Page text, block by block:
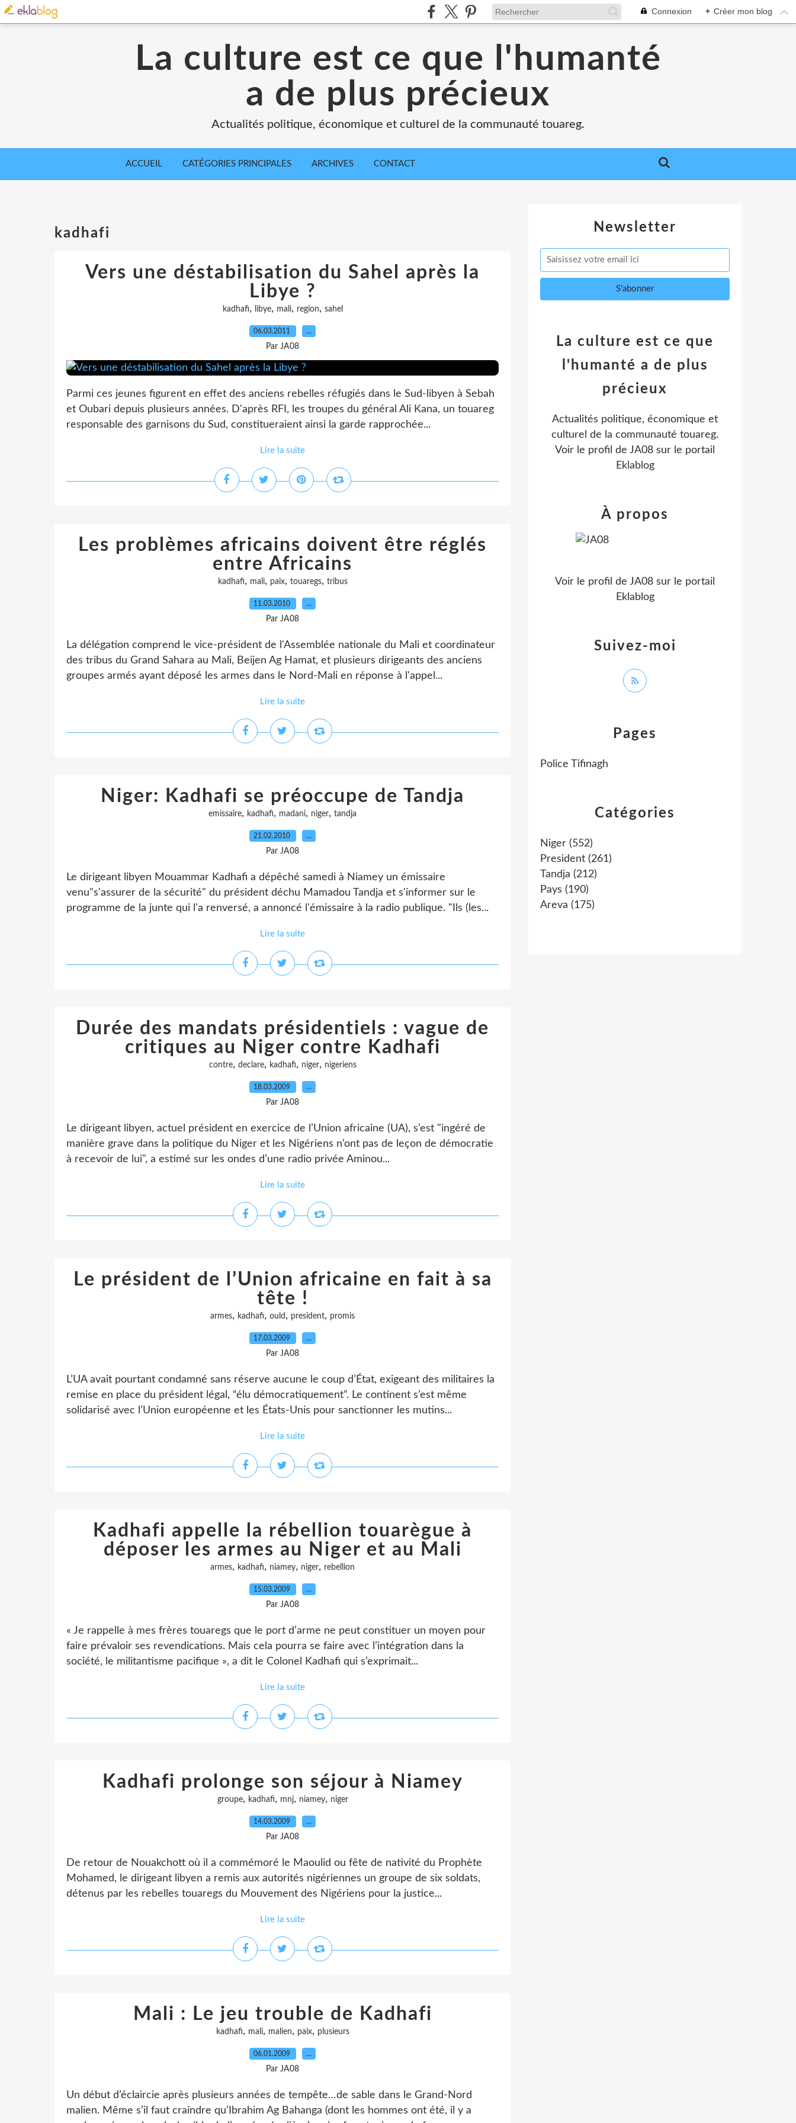
Connexion + Créer mon blog
La culture est ce que l'humanté
a de plus précieux
Actualités politique, économique et culturel de la communauté touareg.
ACCUEIL CATÉGORIES PRINCIPALES ARCHIVES CONTACT
kadhafi
Vers une déstabilisation du Sahel après la
Libye ?
kadhafi, libye, mali, region, sahel
06.03.2011 …
Par JA08
Parmi ces jeunes figurent en effet des anciens rebelles réfugiés dans le Sud-libyen à Sebah
et Oubari depuis plusieurs années. D'après RFI, les troupes du général Ali Kana, un touareg
responsable des garnisons du Sud, constitueraient ainsi la garde rapprochée...
Lire la suite
Les problèmes africains doivent être réglés
entre Africains
kadhafi, mali, paix, touaregs, tribus
11.03.2010 …
Par JA08
La délégation comprend le vice-président de l'Assemblée nationale du Mali et coordinateur
des tribus du Grand Sahara au Mali, Beijen Ag Hamat, et plusieurs dirigeants des anciens
groupes armés ayant déposé les armes dans le Nord-Mali en réponse à l'appel...
Lire la suite
Niger: Kadhafi se préoccupe de Tandja
emissaire, kadhafi, madani, niger, tandja
21.02.2010 …
Par JA08
Le dirigeant libyen Mouammar Kadhafi a dépêché samedi à Niamey un émissaire
venu"s'assurer de la sécurité" du président déchu Mamadou Tandja et s'informer sur le
programme de la junte qui l'a renversé, a annoncé l'émissaire à la radio publique. "Ils (les...
Lire la suite
Durée des mandats présidentiels : vague de
critiques au Niger contre Kadhafi
contre, declare, kadhafi, niger, nigeriens
18.03.2009 …
Par JA08
Le dirigeant libyen, actuel président en exercice de l’Union africaine (UA), s’est "ingéré de
manière grave dans la politique du Niger et les Nigériens n’ont pas de leçon de démocratie
à recevoir de lui", a estimé sur les ondes d’une radio privée Aminou...
Lire la suite
Le président de l’Union africaine en fait à sa
tête !
armes, kadhafi, ould , president, promis
17.03.2009 …
Par JA08
L’UA avait pourtant condamné sans réserve aucune le coup d’État, exigeant des militaires la
remise en place du président légal, “élu démocratiquement”. Le continent s’est même
solidarisé avec l’Union européenne et les États-Unis pour sanctionner les mutins...
Lire la suite
Kadhafi appelle la rébellion touarègue à
déposer les armes au Niger et au Mali
armes, kadhafi, niamey, niger, rebellion
15.03.2009 …
Par JA08
« Je rappelle à mes frères touaregs que le port d’arme ne peut constituer un moyen pour
faire prévaloir ses revendications. Mais cela pourra se faire avec l’intégration dans la
société, le militantisme pacifique », a dit le Colonel Kadhafi qui s’exprimait...
Lire la suite
Kadhafi prolonge son séjour à Niamey
groupe, kadhafi, mnj, niamey, niger
14.03.2009 …
Par JA08
De retour de Nouakchott où il a commémoré le Maoulid ou fête de nativité du Prophète
Mohamed, le dirigeant libyen a remis aux autorités nigériennes un groupe de six soldats,
détenus par les rebelles touaregs du Mouvement des Nigériens pour la justice...
Lire la suite
Mali : Le jeu trouble de Kadhafi
kadhafi, mali, malien, paix, plusieurs
06.01.2009 …
Par JA08
Un début d’éclaircie après plusieurs années de tempête…de sable dans le Grand-Nord
malien. Même s’il faut craindre qu’Ibrahim Ag Bahanga (dont les hommes ont été, il y a
Newsletter
Catégories
Niger (552)
President (261)
Tandja (212)
Pays (190)
Areva (175)
Pages
Police Tifinagh
La culture est ce que
l'humanté a de plus
précieux
Actualités politique, économique et
culturel de la communauté touareg.
Voir le profil de JA08 sur le portail
Eklablog
Suivez-moi
À propos
Voir le profil de JA08 sur le portail
Eklablog